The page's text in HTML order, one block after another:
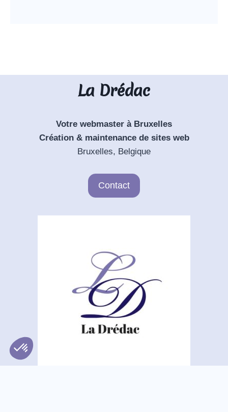
La Drédac
Votre webmaster à Bruxelles
Création & maintenance de sites web
Bruxelles, Belgique
Contact